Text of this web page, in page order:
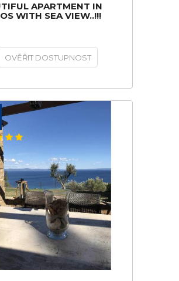
APARTMENT IN
WITH SEA VIEW..!!!
OVĚŘIT DOSTUPNOST